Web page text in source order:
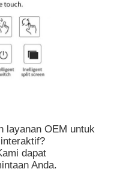
layanan OEM untuk
dapat
Anda.